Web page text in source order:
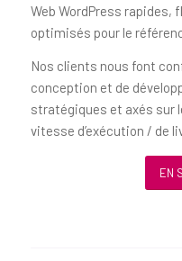
Web WordPress
optimisés pour le
Nos clients nous font
conception et de
stratégiques et axés sur
vitesse d’exécution / de
EN